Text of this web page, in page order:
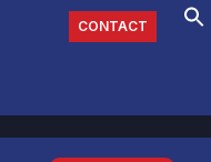
CONTACT